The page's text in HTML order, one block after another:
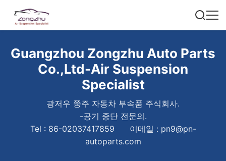
Guangzhou Zongzhu Auto Parts
Co.,Ltd-Air Suspension
Specialist
광저우 쭝주 자동차 부속품 주식회사.
-공기 중단 전문의.
Tel : 86-02037417859 이메일 : pn9@pn-
autoparts.com